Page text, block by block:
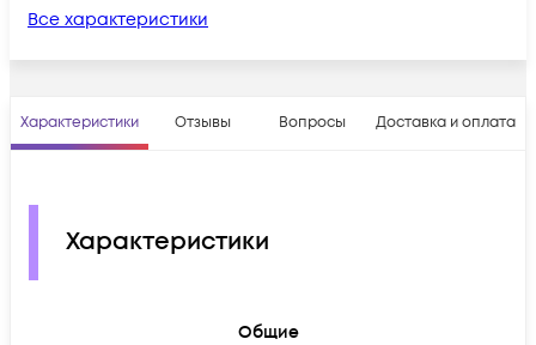
Все характеристики
Характеристики Отзывы Вопросы Доставка и оплата
Характеристики
Общие